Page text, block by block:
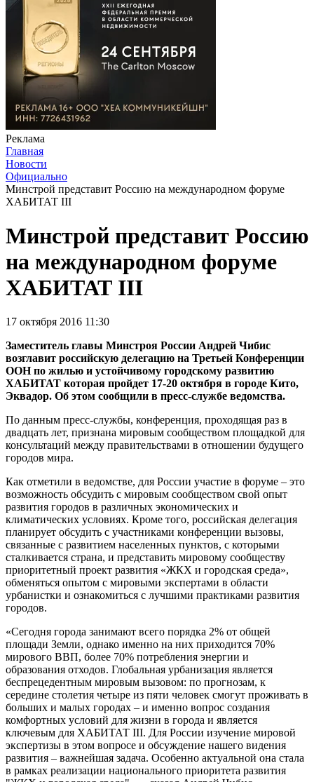
Реклама
Главная
Новости
Официально
Минстрой представит Россию на международном форуме
ХАБИТАТ III
Минстрой представит Россию
на международном форуме
ХАБИТАТ III
17 октября 2016 11:30
Заместитель главы Минстроя России Андрей Чибис
возглавит российскую делегацию на Третьей Конференции
ООН по жилью и устойчивому городскому развитию
ХАБИТАТ которая пройдет 17-20 октября в городе Кито,
Эквадор. Об этом сообщили в пресс-службе ведомства.
По данным пресс-службы, конференция, проходящая раз в
двадцать лет, признана мировым сообществом площадкой для
консультаций между правительствами в отношении будущего
городов мира.
Как отметили в ведомстве, для России участие в форуме – это
возможность обсудить с мировым сообществом свой опыт
развития городов в различных экономических и
климатических условиях. Кроме того, российская делегация
планирует обсудить с участниками конференции вызовы,
связанные с развитием населенных пунктов, с которыми
сталкивается страна, и представить мировому сообществу
приоритетный проект развития «ЖКХ и городская среда»,
обменяться опытом с мировыми экспертами в области
урбанистки и ознакомиться с лучшими практиками развития
городов.
«Сегодня города занимают всего порядка 2% от общей
площади Земли, однако именно на них приходится 70%
мирового ВВП, более 70% потребления энергии и
образования отходов. Глобальная урбанизация является
беспрецедентным мировым вызовом: по прогнозам, к
середине столетия четыре из пяти человек смогут проживать в
больших и малых городах – и именно вопрос создания
комфортных условий для жизни в города и является
ключевым для ХАБИТАТ III. Для России изучение мировой
экспертизы в этом вопросе и обсуждение нашего видения
развития – важнейшая задача. Особенно актуальной она стала
в рамках реализации национального приоритета развития